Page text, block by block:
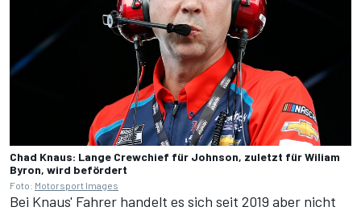
Chad Knaus: Lange Crewchief für Johnson, zuletzt für Wiliam
Byron, wird befördert
Foto: Motorsport Images
Bei Knaus' Fahrer handelt es sich seit 2019 aber nicht